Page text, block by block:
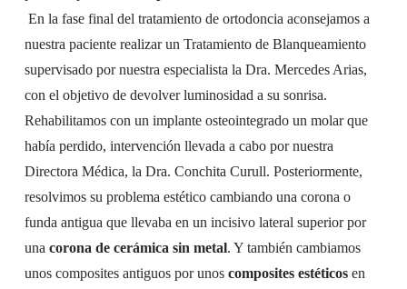
En la fase final del tratamiento de ortodoncia aconsejamos a
nuestra paciente realizar un Tratamiento de Blanqueamiento
supervisado por nuestra especialista la Dra. Mercedes Arias,
con el objetivo de devolver luminosidad a su sonrisa.
Rehabilitamos con un implante osteointegrado un molar que
había perdido, intervención llevada a cabo por nuestra
Directora Médica, la Dra. Conchita Curull. Posteriormente,
resolvimos su problema estético cambiando una corona o
funda antigua que llevaba en un incisivo lateral superior por
una corona de cerámica sin metal. Y también cambiamos
unos composites antiguos por unos composites estéticos en